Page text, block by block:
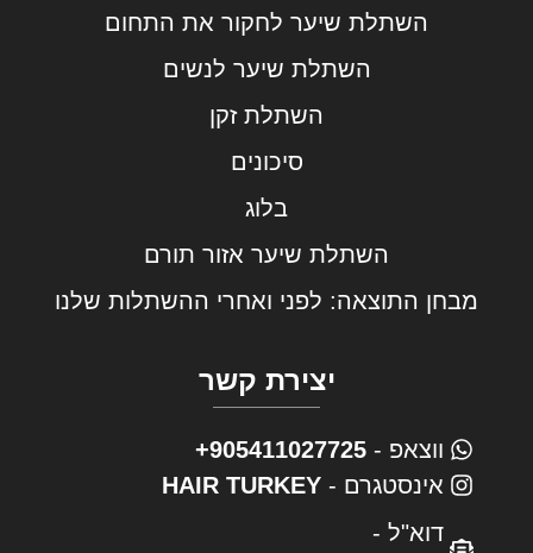
השתלת שיער לחקור את התחום
השתלת שיער לנשים
השתלת זקן
סיכונים
בלוג
השתלת שיער אזור תורם
מבחן התוצאה: לפני ואחרי ההשתלות שלנו
יצירת קשר
ווצאפ - 905411027725+
אינסטגרם - HAIR TURKEY
דוא"ל -